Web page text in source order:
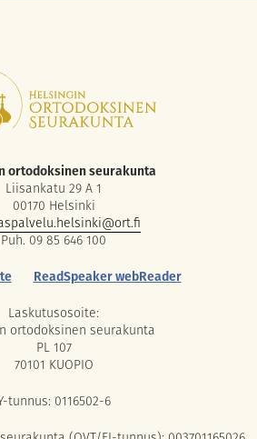
ortodoksinen seurakunta
Liisankatu 29 A 1
00170 Helsinki
Puh. 09 85 646 100
ReadSpeaker webReader
Laskutusosoite:
ortodoksinen seurakunta
PL 107
70101 KUOPIO
tunnus: 0116502-6